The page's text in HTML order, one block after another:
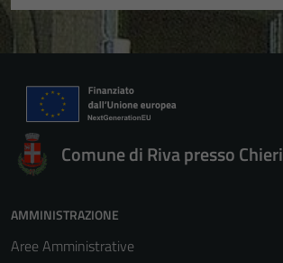
Comune di Riva presso Chieri
AMMINISTRAZIONE
Aree Amministrative